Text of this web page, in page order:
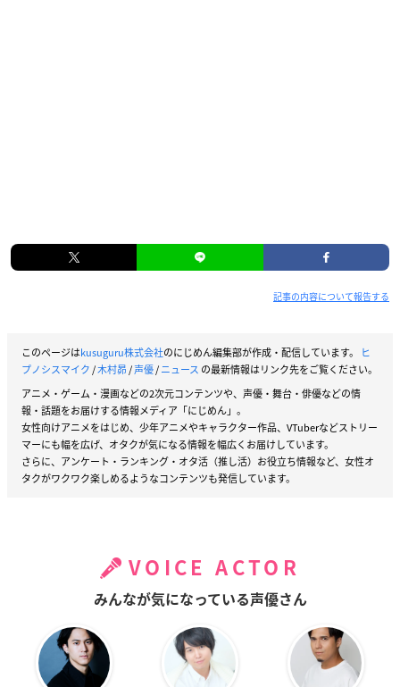
記事の内容について報告する
このページはkusuguru株式会社のにじめん編集部が作成・配信しています。
ヒ
プノシスマイク/木村昴/声優/ニュース の最新情報はリンク先をご覧ください。
アニメ・ゲーム・漫画などの2次元コンテンツや、声優・舞台・俳優などの情
報・話題をお届けする情報メディア「にじめん」。
女性向けアニメをはじめ、少年アニメやキャラクター作品、VTuberなどストリー
マーにも幅を広げ、オタクが気になる情報を幅広くお届けしています。
さらに、アンケート・ランキング・オタ活（推し活）お役立ち情報など、女性オ
タクがワクワク楽しめるようなコンテンツも発信しています。
VOICE ACTOR
みんなが気になっている声優さん